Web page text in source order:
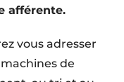
afférente.
vous adresser
de